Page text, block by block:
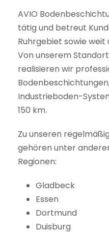
AVIO
tätig und betreut
Ruhrgebiet sowie weit
Von unserem
realisieren wir
Industrieboden-
150 km.
Zu unseren
gehören unter
Regionen:
Gladbeck
Essen
Dortmund
Duisburg